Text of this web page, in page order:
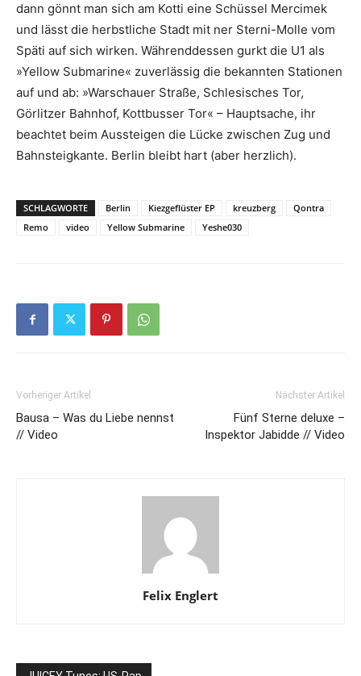
dann gönnt man sich am Kotti eine Schüssel Mercimek
und lässt die herbstliche Stadt mit ner Sterni-Molle vom
Späti auf sich wirken. Währenddessen gurkt die U1 als
»Yellow Submarine« zuverlässig die bekannten Stationen
auf und ab: »Warschauer Straße, Schlesisches Tor,
Görlitzer Bahnhof, Kottbusser Tor« – Hauptsache, ihr
beachtet beim Aussteigen die Lücke zwischen Zug und
Bahnsteigkante. Berlin bleibt hart (aber herzlich).
SCHLAGWORTE Berlin Kiezgeflüster EP kreuzberg
Qontra
Remo
video Yellow Submarine Yeshe030
Vorheriger Artikel
Bausa – Was du Liebe nennst
// Video
Nächster Artikel
Fünf Sterne deluxe –
Inspektor Jabidde // Video
Felix Englert